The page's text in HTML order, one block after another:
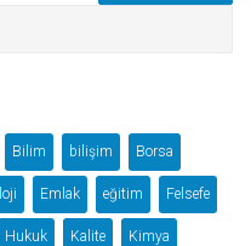
Bilim bilişim Borsa
Emlak eğitim Felsefe
Hukuk Kalite Kimya